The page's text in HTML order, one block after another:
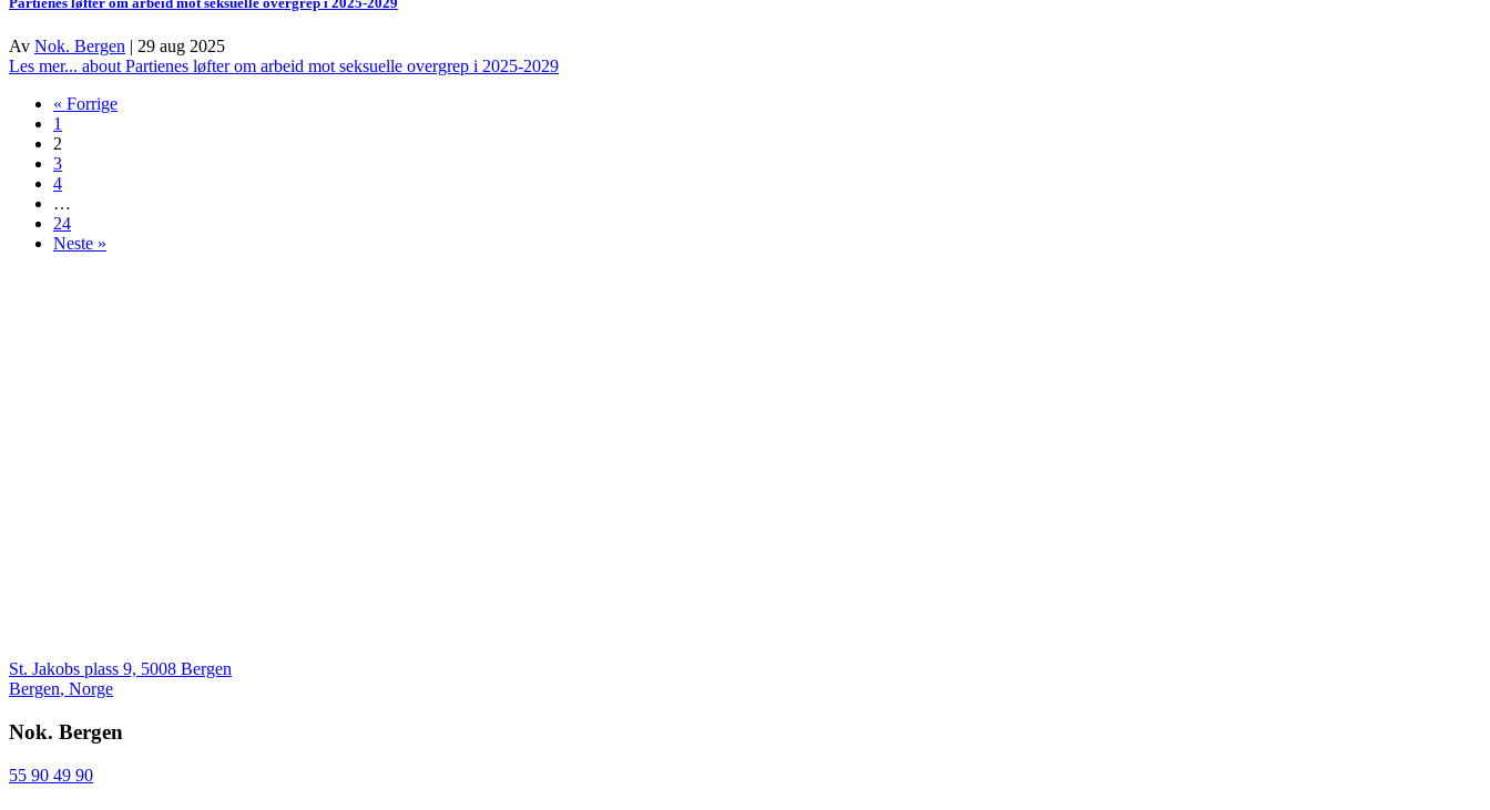
Av Nok. Bergen | 29 aug 2025
Les mer... about Partienes løfter om arbeid mot seksuelle overgrep i 2025-2029
« Forrige
1
2
3
4
…
24
Neste »
St. Jakobs plass 9, 5008 Bergen
Bergen, Norge
Nok. Bergen
55 90 49 90